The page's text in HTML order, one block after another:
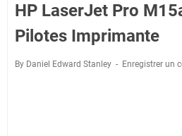
HP LaserJet Pro
Pilotes Imprimante
By Daniel Edward Stanley Enregistrer un